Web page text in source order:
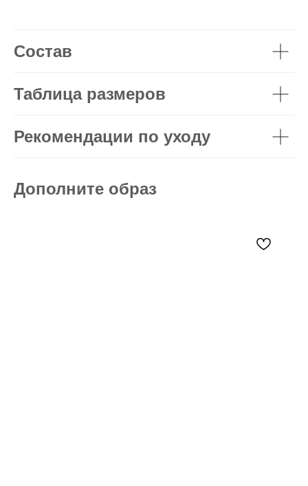
Состав
Таблица размеров
Рекомендации по уходу
Дополните образ